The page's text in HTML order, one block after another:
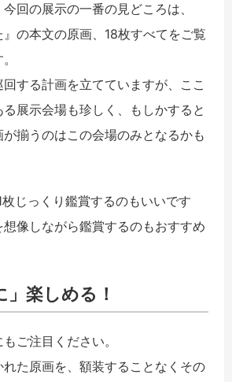
回の展示の一番の見どころは、
』の本文の原画、18枚すべてをご覧
する計画を立てていますが、ここ
展示会場も珍しく、もしかすると
揃うのはこの会場のみとなるかも
じっくり鑑賞するのもいいです
想像しながら鑑賞するのもおすすめ
」楽しめる！
ご注目ください。
た原画を、額装することなくその